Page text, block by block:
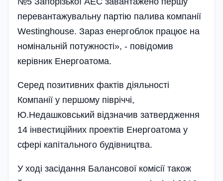
перевантажувальну партію палива компанії
Westinghouse. Зараз енергоблок працює на
номінальній потужності», - повідомив
керівник Енергоатома.
Серед позитивних фактів діяльності
Компанії у першому півріччі,
Ю.Недашковський відзначив за­твердження
14 інвестиційних проектів Енергоатома у
сфері капітального будівництва.
У ході засідання Балансової комісії також